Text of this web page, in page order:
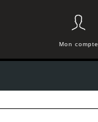
Mon compte